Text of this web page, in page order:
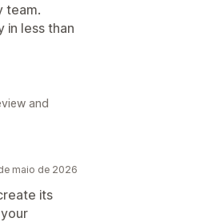
team.
in less than
and
maio de 2026
its